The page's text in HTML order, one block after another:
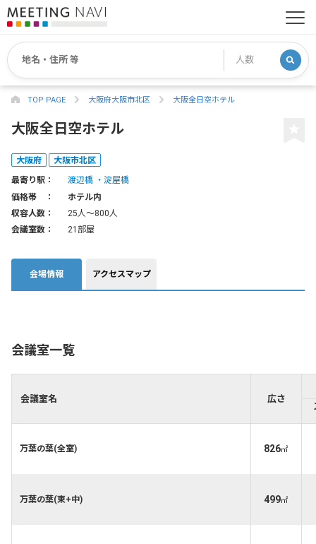
TOP PAGE 大阪府大阪市北区 大阪全日空ホテル
大阪全日空ホテル
大阪府 大阪市北区
最寄り駅： 渡辺橋
淀屋橋
価格帯 ：
ホテル内
収容人数：
25人〜800人
会議室数：
21部屋
会場情報 アクセスマップ
会議室一覧
会議室名 広さ
万葉の葉(全室) 826㎡
万葉の葉(東+中) 499㎡